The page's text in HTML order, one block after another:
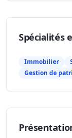
Spécialités
Immobilier
Gestion de